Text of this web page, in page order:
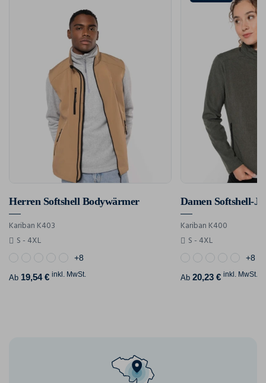
Herren Softshell Bodywärmer
Kariban K403
S - 4XL
+8
Ab 19,54 € inkl. MwSt.
Damen Softshell-
Kariban K400
S - 4XL
+8
Ab 20,23 € inkl. MwSt.